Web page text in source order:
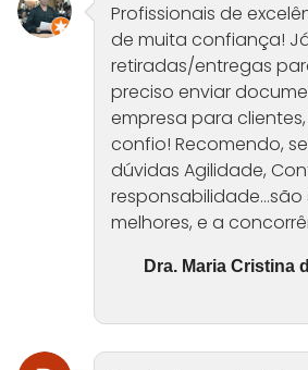
Profissionais de
de muita confiança!
retiradas/entregas
preciso enviar
empresa para
confio! Recomendo,
dúvidas Agilidade,
melhores, e a
Dra. Maria Cristina